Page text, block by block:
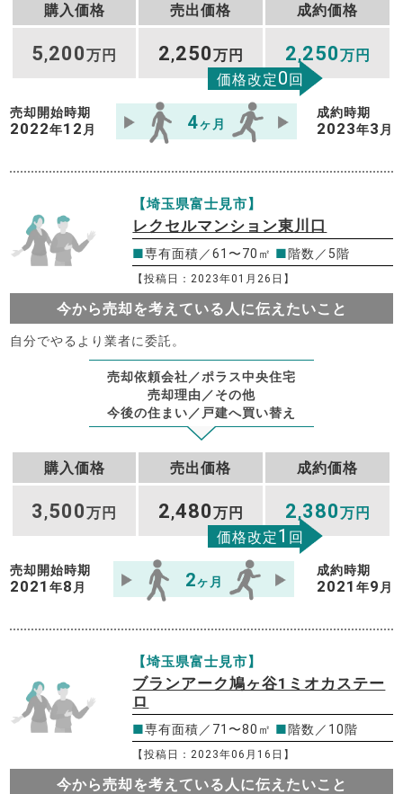
購入価格 売出価格 成約価格
5,200万円 2,250万円 2,250万円
価格改定0回
売却開始時期
2022年12 月 4ヶ月
成約時期
2023年3 月
【埼玉県富士見市】
レクセルマンション東川口
■専有面積／61〜70㎡ ■階数／5階
【投稿日：2023年01月26日】
今から売却を考えている人に伝えたいこと
自分でやるより業者に委託。
売却依頼会社／ポラス中央住宅
売却理由／その他
今後の住まい／戸建へ買い替え
購入価格 売出価格 成約価格
3 ,500万円 2,480万円 2,380万円
価格改定1 回
売却開始時期
2021年8 月 2ヶ月
成約時期
2021 年9 月
【埼玉県富士見市】
ブランアーク鳩ヶ谷1ミオカステー
ロ
■専有面積／71〜80㎡ ■階数／10階
【投稿日：2023年06月16日】
今から売却を考えている人に伝えたいこと